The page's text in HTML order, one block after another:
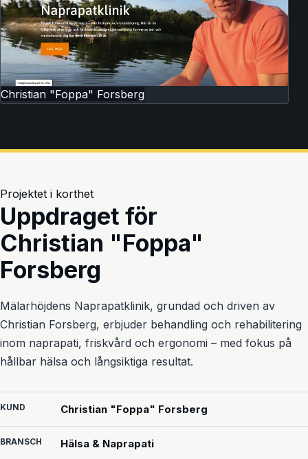
Christian "Foppa" Forsberg
Projektet i korthet
Uppdraget för
Christian "Foppa"
Forsberg
Mälarhöjdens Naprapatklinik, grundad och driven av
Christian Forsberg, erbjuder behandling och rehabilitering
inom naprapati, friskvård och ergonomi – med fokus på
hållbar hälsa och långsiktiga resultat.
KUND Christian "Foppa" Forsberg
BRANSCH Hälsa & Naprapati